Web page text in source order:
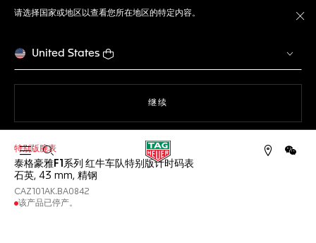
请选择国家或地区以查看您所在地区的特定内容。
United States
继续
打开搜索 微信
特别版腕表
泰格豪雅F1系列 红牛车队特别版计时码表
石英, 43 mm, 精钢
CAZ101AK.BA0842
该产品已停产。